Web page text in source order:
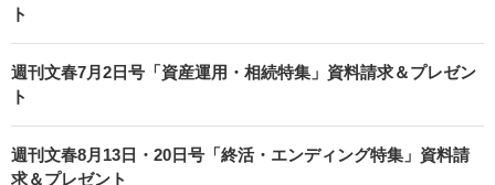
ト
週刊文春7月2日号「資産運用・相続特集」資料請求＆プレゼン
ト
週刊文春8月13日・20日号「終活・エンディング特集」資料請
求＆プレゼント